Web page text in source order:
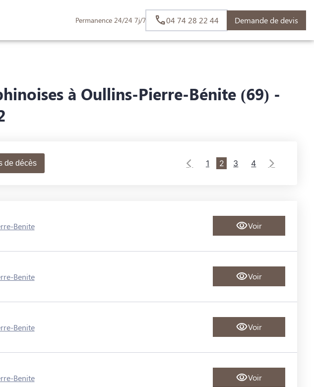
Permanence 24/24 7j/7 04 74 28 22 44 Demande de devis
à Oullins-Pierre-Bénite (69) -
de décès 1 2 3 4
Benite Voir
Benite Voir
Benite Voir
Benite Voir